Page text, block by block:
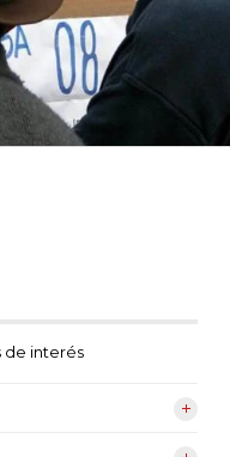
de interés